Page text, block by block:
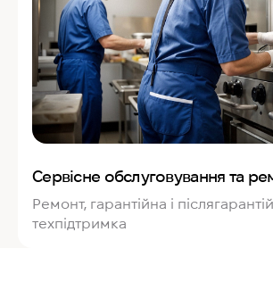
Сервісне обслуговування та
Ремонт, гарантійна і
техпідтримка